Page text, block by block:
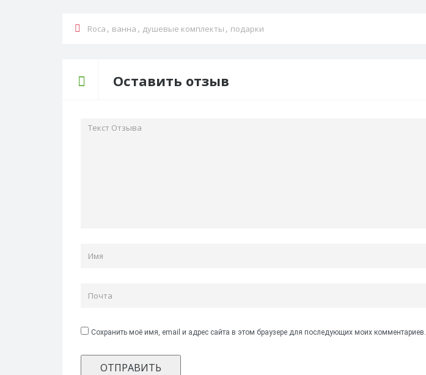
Roca , ванна , душевые комплекты , подарки
Оставить отзыв
Сохранить моё имя, email и адрес сайта в этом браузере для последующих моих комментариев.